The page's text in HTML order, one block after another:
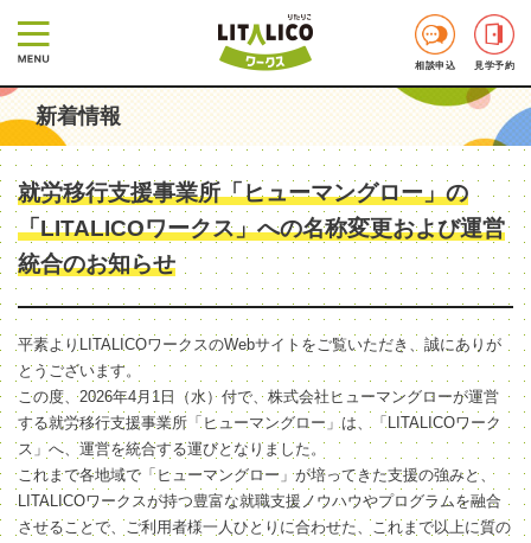
相談申込 見学予約
新着情報
就労移行支援事業所「ヒューマングロー」の
「LITALICOワークス」への名称変更および運営
統合のお知らせ
平素よりLITALICOワークスのWebサイトをご覧いただき、誠にありが
とうございます。
この度、2026年4月1日（水）付で、株式会社ヒューマングローが運営
する就労移行支援事業所「ヒューマングロー」は、「LITALICOワーク
ス」へ、運営を統合する運びとなりました。
これまで各地域で「ヒューマングロー」が培ってきた支援の強みと、
LITALICOワークスが持つ豊富な就職支援ノウハウやプログラムを融合
させることで、ご利用者様一人ひとりに合わせた、これまで以上に質の